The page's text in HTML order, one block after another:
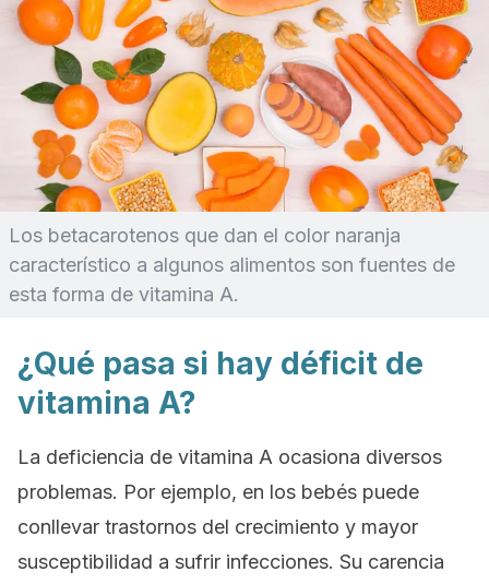
Los betacarotenos que dan el color naranja
característico a algunos alimentos son fuentes de
esta forma de vitamina A.
¿Qué pasa si hay déficit de
vitamina A?
La deficiencia de vitamina A ocasiona diversos
problemas. Por ejemplo, en los bebés puede
conllevar trastornos del crecimiento y mayor
susceptibilidad a sufrir infecciones. Su carencia